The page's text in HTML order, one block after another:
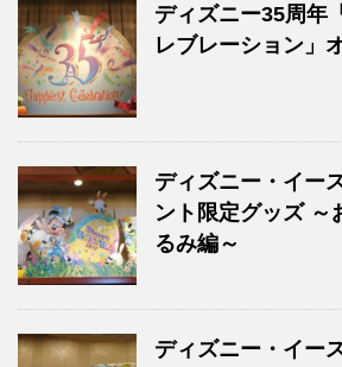
ディズニー35周年
レブレーション」
ディズニー・イー
ント限定グッズ ～
るみ編～
ディズニー・イー